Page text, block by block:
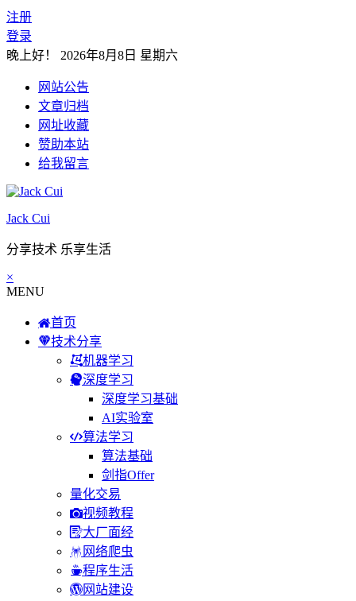
注册
登录
晚上好！ 2026年8月8日 星期六
网站公告
文章归档
网址收藏
赞助本站
给我留言
Jack Cui
分享技术 乐享生活
×
MENU
首页
技术分享
机器学习
深度学习
深度学习基础
AI实验室
算法学习
算法基础
剑指Offer
量化交易
视频教程
大厂面经
网络爬虫
程序生活
网站建设